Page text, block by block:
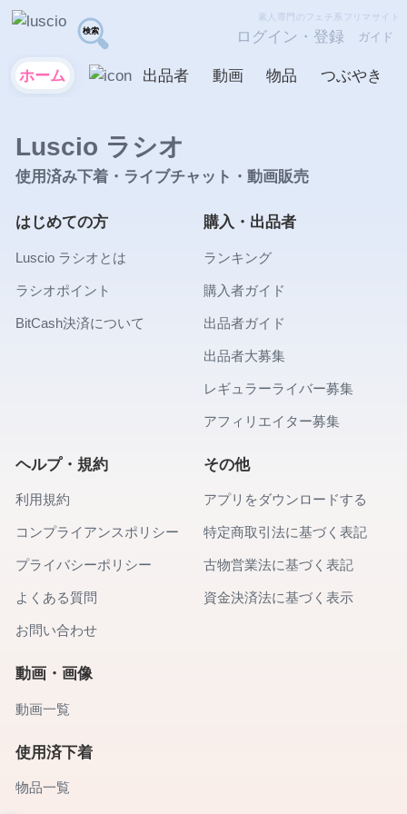
ホーム 出品者 動画 物品 つぶやき
素人専門のフェチ系フリマサイト
ログイン・登録 ガイド
Luscio ラシオ
使用済み下着・ライブチャット・動画販売
はじめての方
Luscio ラシオとは
ラシオポイント
BitCash決済について
購入・出品者
ランキング
購入者ガイド
出品者ガイド
出品者大募集
レギュラーライバー募集
アフィリエイター募集
ヘルプ・規約
利用規約
コンプライアンスポリシー
プライバシーポリシー
よくある質問
お問い合わせ
その他
アプリをダウンロードする
特定商取引法に基づく表記
古物営業法に基づく表記
資金決済法に基づく表示
動画・画像
動画一覧
使用済下着
物品一覧